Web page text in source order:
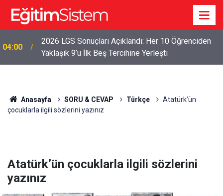
04:00
2026 LGS Sonuçları Açıklandı: Her 10 Öğrenciden
Yaklaşık 9’u İlk Beş Tercihine Yerleşti
Anasayfa SORU & CEVAP Türkçe
Atatürk’ün
çocuklarla ilgili sözlerini yazınız
Atatürk’ün çocuklarla ilgili sözlerini
yazınız